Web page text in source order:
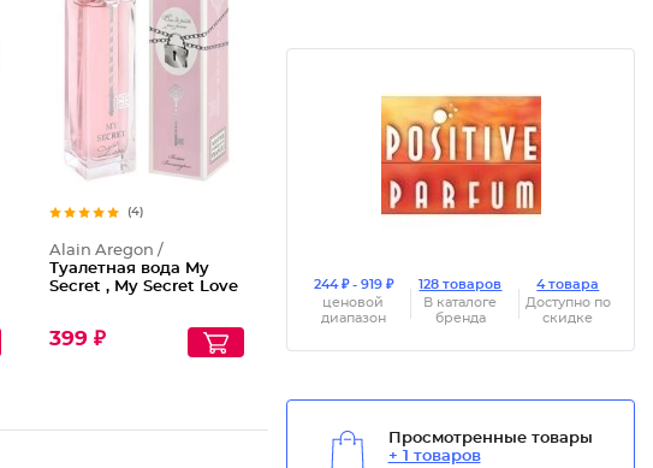
Туалетн
(4)
Alain Aregon /
Туалетная вода My
Secret , My Secret Love
399 ₽
244 ₽ - 919 ₽
ценовой
диапазон
128 товаров
В каталоге
бренда
4 товара
Доступно по
скидке
Просмотренные товары
+ 1 товаров